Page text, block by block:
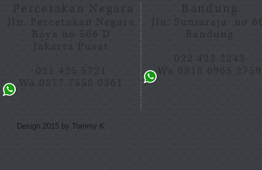
Percetakan Negara
Jln. Percetakan Negara
Raya no 566 D
Jakarta Pusat
021 425 5721
Wa 0877 7558 0361
Bandung
Jln. Suniaraja no
Bandung
022 423 2243
Wa 0818 0965 2759
Design 2015 by Tommy K.